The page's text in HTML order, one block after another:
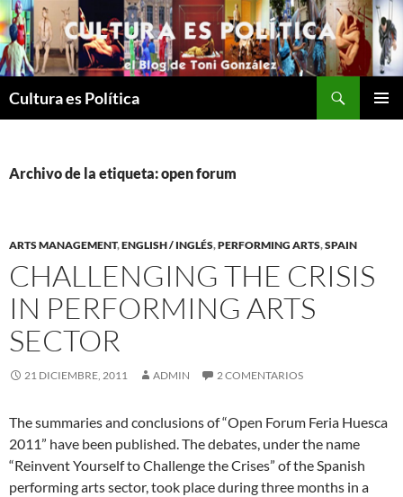
Saltar
al
contenido
Cultura es Política
Archivo de la etiqueta: open forum
ARTS MANAGEMENT,ENGLISH / INGLÉS,PERFORMING ARTS,SPAIN
CHALLENGING THE CRISIS
IN PERFORMING ARTS
SECTOR
21 DICIEMBRE, 2011 ADMIN 2 COMENTARIOS
The summaries and conclusions of “Open Forum Feria Huesca
2011” have been published. The debates, under the name
“Reinvent Yourself to Challenge the Crises” of the Spanish
performing arts sector, took place during three months in a